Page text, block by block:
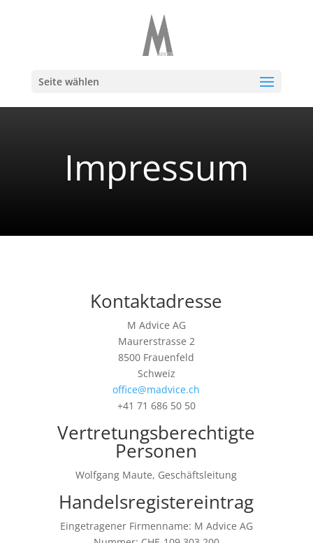
Seite wählen
Impressum
Kontaktadresse
M Advice AG
Maurerstrasse 2
8500 Frauenfeld
Schweiz
office@madvice.ch
+41 71 686 50 50
Vertretungsberechtigte
Personen
Wolfgang Maute, Geschäftsleitung
Handelsregistereintrag
Eingetragener Firmenname: M Advice AG